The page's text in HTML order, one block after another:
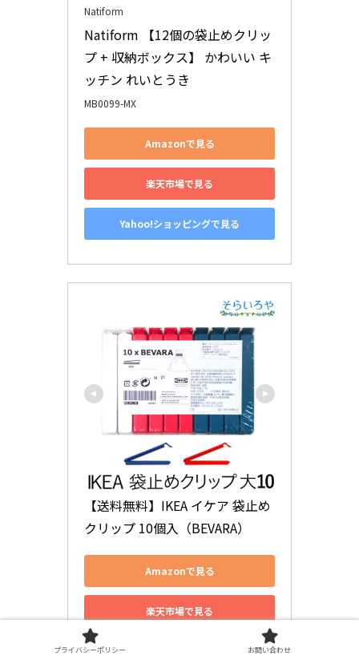
Natiform
Natiform 【12個の袋止めクリッ
プ + 収納ボックス】 かわいい キ
ッチン れいとうき
MB0099-MX
Amazonで見る
楽天市場で見る
Yahoo!ショッピングで見る
【送料無料】IKEA イケア 袋止め
クリップ 10個入（BEVARA）
Amazonで見る
楽天市場で見る
Yahoo!ショッピングで見る
プライバシーポリシー お問い合わせ